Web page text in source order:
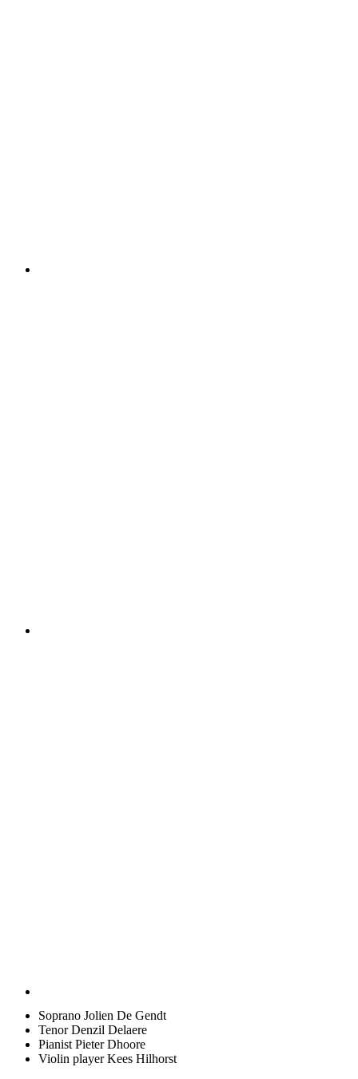
Soprano Jolien De Gendt
Tenor Denzil Delaere
Pianist Pieter Dhoore
Violin player Kees Hilhorst